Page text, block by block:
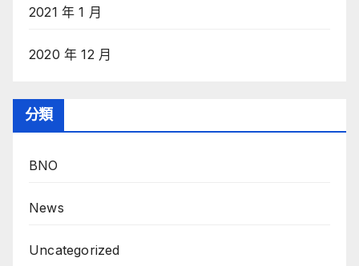
2021 年 1 月
2020 年 12 月
分類
BNO
News
Uncategorized